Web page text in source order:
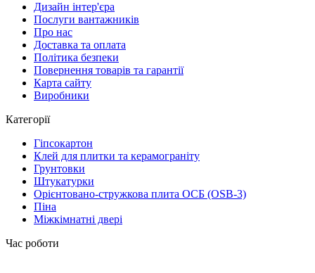
Дизайн інтер'єра
Послуги вантажників
Про нас
Доставка та оплата
Політика безпеки
Повернення товарів та гарантії
Карта сайту
Виробники
Категорії
Гіпсокартон
Клей для плитки та керамограніту
Грунтовки
Штукатурки
Орієнтовано-стружкова плита ОСБ (OSB-3)
Піна
Міжкімнатні двері
Час роботи